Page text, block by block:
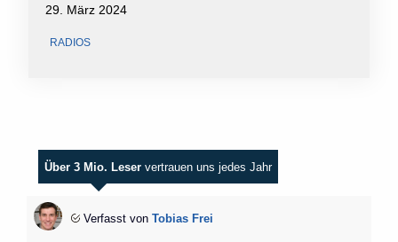
29. März 2024
RADIOS
Über 3 Mio. Leser vertrauen uns jedes Jahr
Verfasst von Tobias Frei